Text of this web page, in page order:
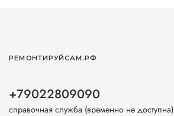
РЕМОНТИРУЙСАМ.РФ
+79022809090
справочная служба (временно не доступна)